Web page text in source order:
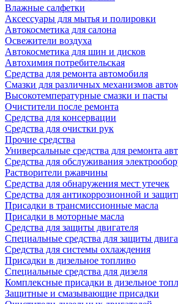
Влажные салфетки
Аксессуары для мытья и полировки
Автокосметика для салона
Освежители воздуха
Автокосметика для шин и дисков
Автохимия потребительская
Средства для ремонта автомобиля
Смазки для различных механизмов
Высокотемпературные смазки и пасты
Очистители после ремонта
Средства для консервации
Средства для очистки рук
Прочие средства
Универсальные средства для ремонта
Средства для обслуживания
Растворители ржавчины
Средства для обнаружения мест утечек
Средства для антикоррозионной и
Присадки в трансмиссионные масла
Присадки в моторные масла
Средства для защиты двигателя
Специальныe средства для защиты
Средства для системы охлаждения
Присадки в дизельное топливо
Спeциальные средства для дизеля
Комплексные присадки в дизельное
Защитные и смазывающие присадки